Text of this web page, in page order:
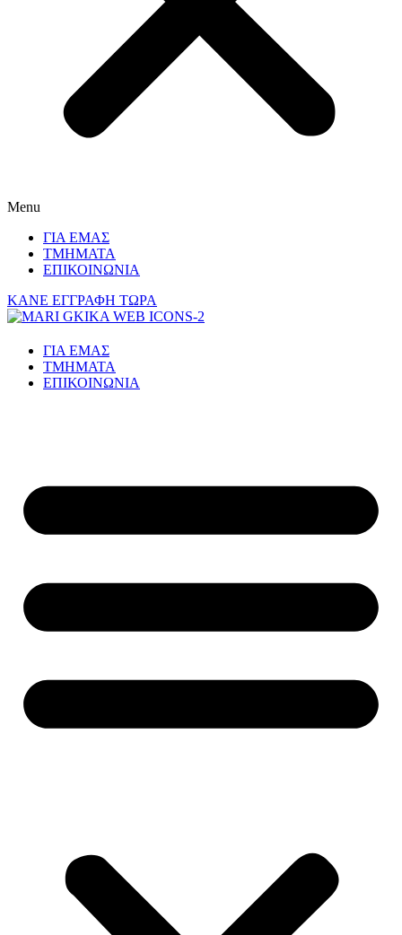
Menu
ΓΙΑ ΕΜΑΣ
ΤΜΗΜΑΤΑ
ΕΠΙΚΟΙΝΩΝΙΑ
ΚΑΝΕ ΕΓΓΡΑΦΗ ΤΩΡΑ
ΓΙΑ ΕΜΑΣ
ΤΜΗΜΑΤΑ
ΕΠΙΚΟΙΝΩΝΙΑ